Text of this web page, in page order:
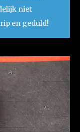
niet
en geduld!